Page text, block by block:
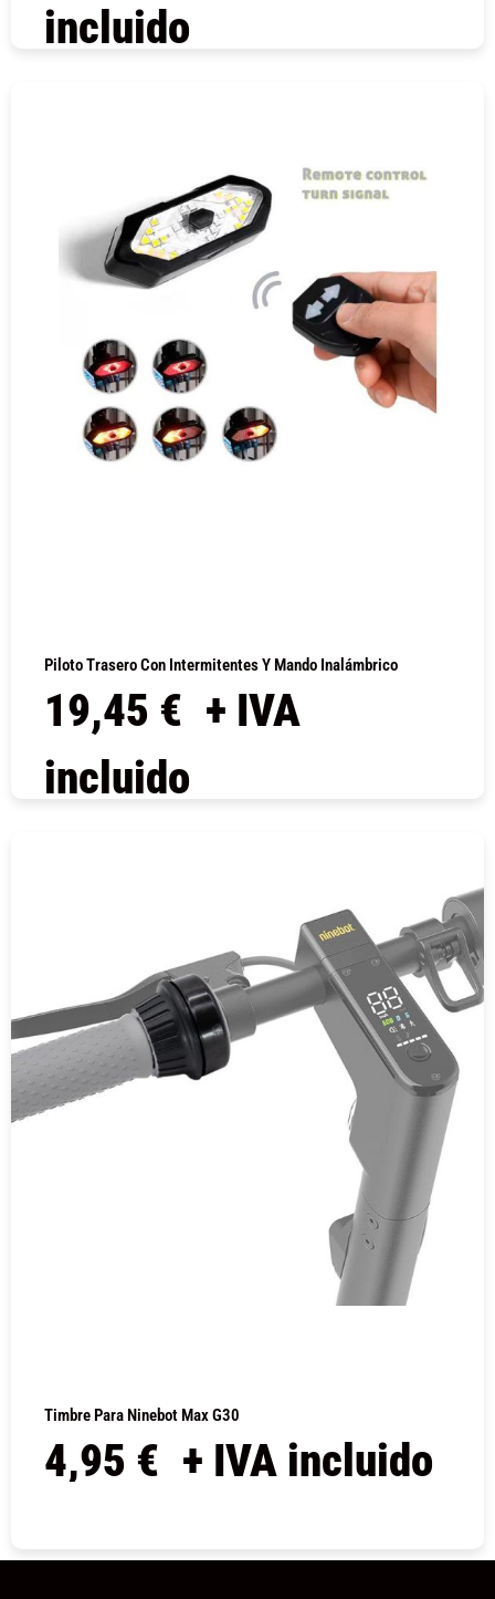
incluido
Piloto Trasero Con Intermitentes Y Mando Inalámbrico
19,45 € + IVA
incluido
Timbre Para Ninebot Max G30
4,95 € + IVA incluido